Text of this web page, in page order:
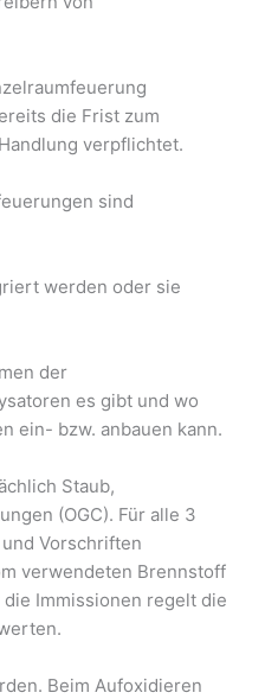
die Frist zum
verpflichtet.
sind
werden oder sie
der
es gibt und wo
ein- bzw. anbauen kann.
Staub,
(OGC). Für alle 3
Vorschriften
verwendeten Brennstoff
Immissionen regelt die
Beim Aufoxidieren